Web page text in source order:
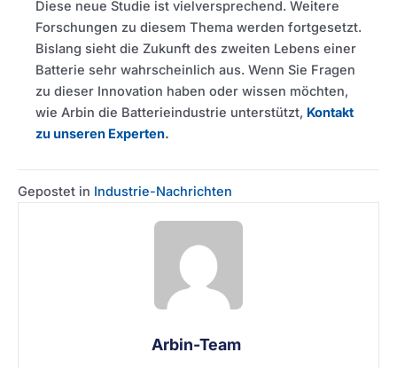
Diese neue Studie ist vielversprechend. Weitere
Forschungen zu diesem Thema werden fortgesetzt.
Bislang sieht die Zukunft des zweiten Lebens einer
Batterie sehr wahrscheinlich aus. Wenn Sie Fragen
zu dieser Innovation haben oder wissen möchten,
wie Arbin die Batterieindustrie unterstützt, Kontakt
zu unseren Experten.
Gepostet in Industrie-Nachrichten
Arbin-Team